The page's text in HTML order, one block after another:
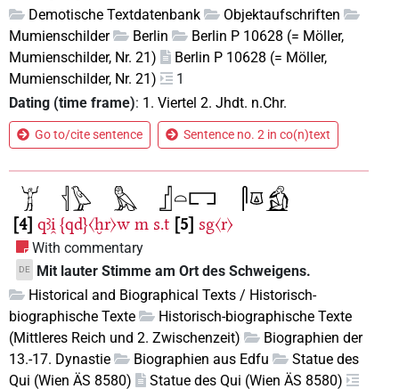
Demotische Textdatenbank
Objektaufschriften
Mumienschilder
Berlin
Berlin P 10628 (= Möller,
Mumienschilder, Nr. 21)
Berlin P 10628 (= Möller,
Mumienschilder, Nr. 21)
1
Dating (time frame): 1. Viertel 2. Jhdt. n.Chr.
Go to/cite sentence Sentence no. 2 in co(n)text
4 qꜣi̯ {qd}〈ḫr〉w m s.t 5 sg〈r〉
With commentary
DE
Mit lauter Stimme am Ort des Schweigens.
Historical and Biographical Texts / Historisch-
biographische Texte
Historisch-biographische Texte
(Mittleres Reich und 2. Zwischenzeit)
Biographien der
13.-17. Dynastie
Biographien aus Edfu
Statue des
Qui (Wien ÄS 8580)
Statue des Qui (Wien ÄS 8580)